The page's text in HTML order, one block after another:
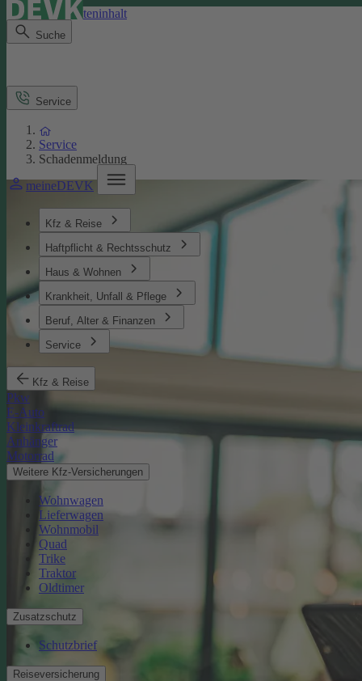
Direkt zum Seiteninhalt
Suche
meineDEVK
Kfz & Reise
Haftpflicht & Rechtsschutz
Haus & Wohnen
Krankheit, Unfall & Pflege
Beruf, Alter & Finanzen
Service
Kfz & Reise
Pkw
E-Auto
Kleinkraftrad
Anhänger
Motorrad
Weitere Kfz-Versicherungen
Wohnwagen
Lieferwagen
Wohnmobil
Quad
Trike
Traktor
Oldtimer
Zusatzschutz
Schutzbrief
Reiseversicherung
Service
Service
Schadenmeldung